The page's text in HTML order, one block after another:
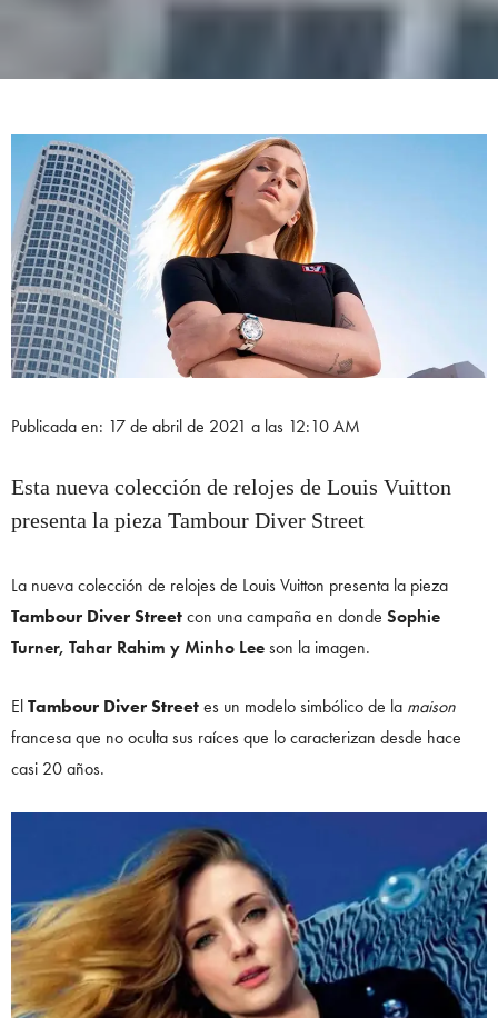
Publicada en: 17 de abril de 2021 a las 12:10 AM
Esta nueva colección de relojes de Louis Vuitton
presenta la pieza Tambour Diver Street
La nueva colección de relojes de Louis Vuitton presenta la pieza
Tambour Diver Streetcon una campaña en donde Sophie
Turner, Tahar Rahim y Minho Leeson la imagen.
ElTambour Diver Streetes un modelo simbólico de la maison
francesa que no oculta sus raíces que lo caracterizan desde hace
casi 20 años.